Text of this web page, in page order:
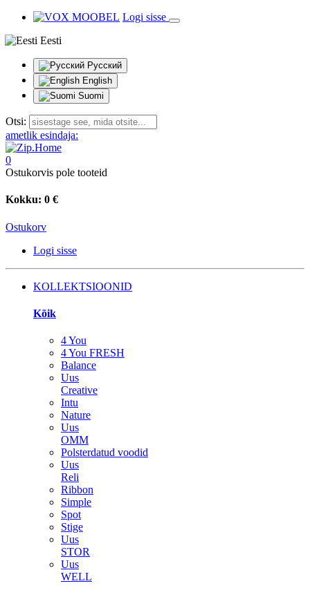
Logi sisse
Eesti
Русский
English
Suomi
Otsi:
ametlik esindaja:
0
Ostukorvis pole tooteid
Kokku: 0 €
Ostukorv
Logi sisse
KOLLEKTSIOONID
Kõik
4 You
4 You FRESH
Balance
Uus
Creative
Intu
Nature
Uus
OMM
Polsterdatud voodid
Uus
Reli
Ribbon
Simple
Spot
Stige
Uus
STOR
Uus
WELL